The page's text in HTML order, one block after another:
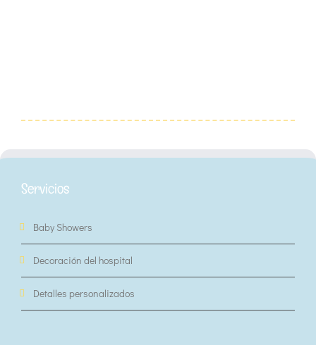
Servicios
Baby Showers
Decoración del hospital
Detalles personalizados